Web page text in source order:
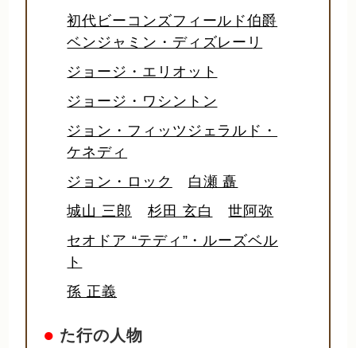
初代ビーコンズフィールド伯爵
ベンジャミン・ディズレーリ
ジョージ・エリオット
ジョージ・ワシントン
ジョン・フィッツジェラルド・
ケネディ
ジョン・ロック
白瀬 矗
城山 三郎
杉田 玄白
世阿弥
セオドア “テディ”・ルーズベル
ト
孫 正義
● た行の人物